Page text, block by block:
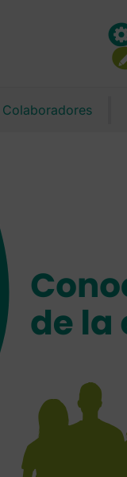
Colaboradores